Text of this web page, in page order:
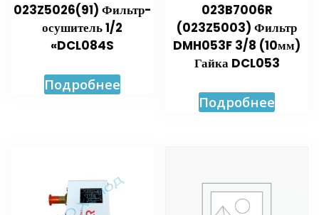
023Z5026(91) Фильтр-
осушитель 1/2
«DCL084S
Подробнее
023B7006R
(023Z5003) Фильтр
DMH053F 3/8 (10мм)
Гайка DCL053
Подробнее